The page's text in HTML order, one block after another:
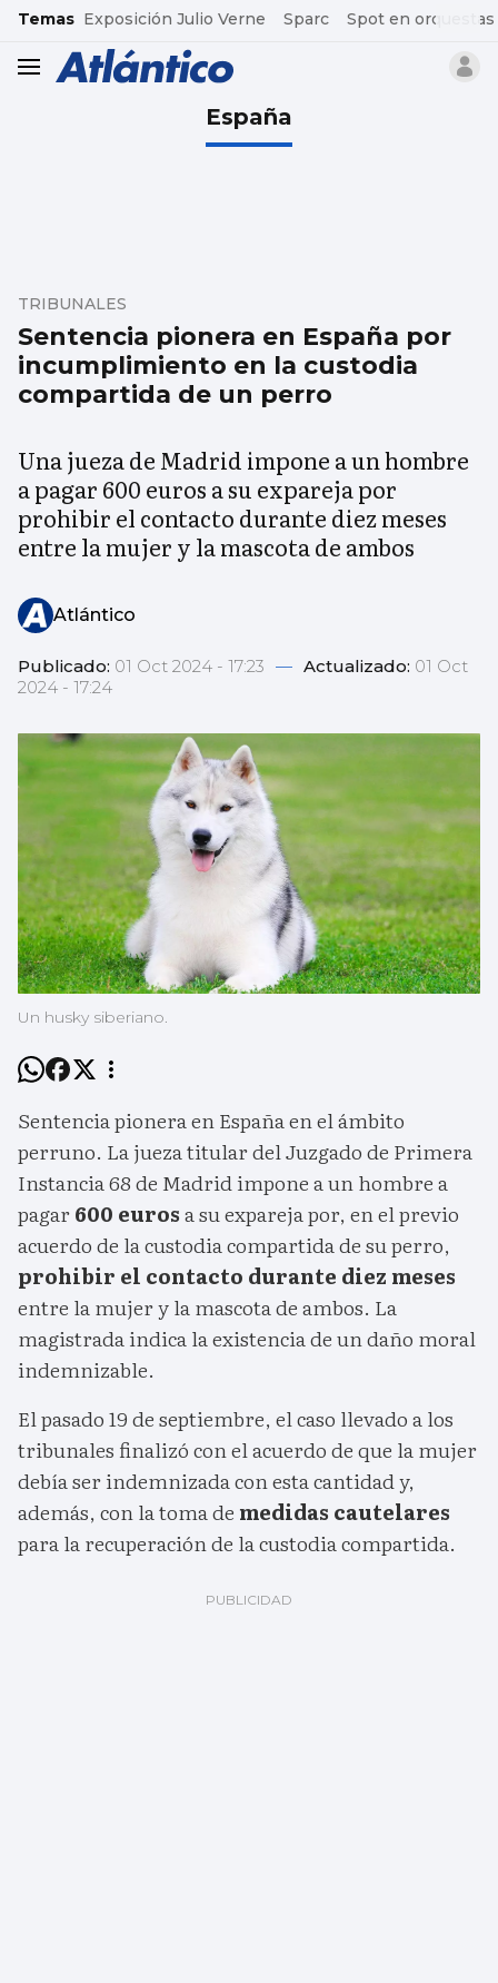
common.go-to-content
Temas Exposición Julio Verne Sparc Spot en orquestas
header.menu.open
España
Sentencia pionera en España por
incumplimiento en la custodia
compartida de un perro
TRIBUNALES
Una jueza de Madrid impone a un hombre
a pagar 600 euros a su expareja por
prohibir el contacto durante diez meses
entre la mujer y la mascota de ambos
Atlántico
Publicado: 01 Oct 2024 - 17:23 — Actualizado: 01 Oct
2024 - 17:24
Un husky siberiano.
Sentencia pionera en España en el ámbito
perruno. La jueza titular del Juzgado de Primera
Instancia 68 de Madrid impone a un hombre a
pagar600 eurosa su expareja por, en el previo
acuerdo de la custodia compartida de su perro,
prohibir el contacto durante diez meses
entre la mujer y la mascota de ambos. La
magistrada indica la existencia de un daño moral
indemnizable.
El pasado 19 de septiembre, el caso llevado a los
tribunales finalizó con el acuerdo de que la mujer
debía ser indemnizada con esta cantidad y,
además, con la toma de medidas cautelares
para la recuperación de la custodia compartida.